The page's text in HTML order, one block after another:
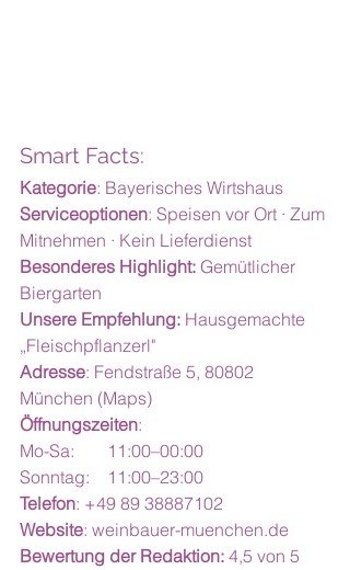
Smart Facts:
Kategorie: Bayerisches Wirtshaus
Serviceoptionen: Speisen vor Ort · Zum
Mitnehmen · Kein Lieferdienst
Besonderes Highlight: Gemütlicher
Biergarten
Unsere Empfehlung: Hausgemachte
„Fleischpflanzerl"
Adresse: Fendstraße 5, 80802
München (Maps)
Öffnungszeiten:
Mo-Sa: 	11:00–00:00
Sonntag: 	11:00–23:00
Telefon: +49 89 38887102
Website: weinbauer-muenchen.de
Bewertung der Redaktion: 4,5 von 5